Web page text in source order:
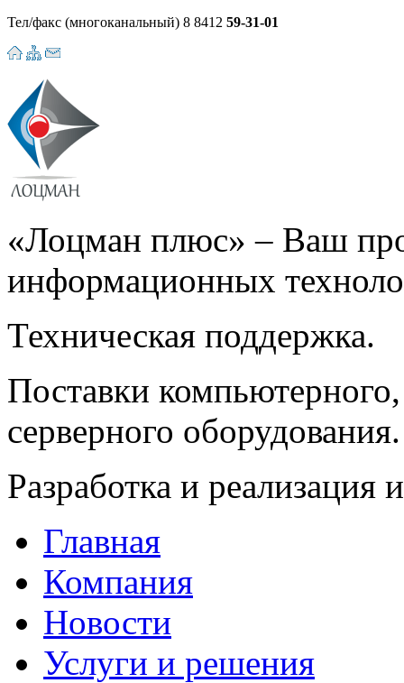
Тел/факс (многоканальный) 8 8412 59-31-01
«Лоцман плюс» – Ваш
информационных
Техническая поддержка.
Поставки
серверного оборудования.
Разработка и реализация
Главная
Компания
Новости
Услуги и решения